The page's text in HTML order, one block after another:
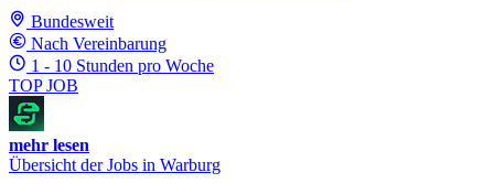
Bundesweit
Nach Vereinbarung
1 - 10 Stunden pro Woche
TOP JOB
mehr lesen
Übersicht der Jobs in Warburg